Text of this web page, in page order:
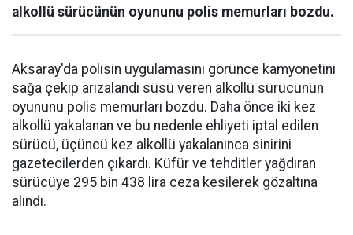
alkollü sürücünün oyununu polis memurları bozdu.
Aksaray'da polisin uygulamasını görünce kamyonetini
sağa çekip arızalandı süsü veren alkollü sürücünün
oyununu polis memurları bozdu. Daha önce iki kez
alkollü yakalanan ve bu nedenle ehliyeti iptal edilen
sürücü, üçüncü kez alkollü yakalanınca sinirini
gazetecilerden çıkardı. Küfür ve tehditler yağdıran
sürücüye 295 bin 438 lira ceza kesilerek gözaltına
alındı.